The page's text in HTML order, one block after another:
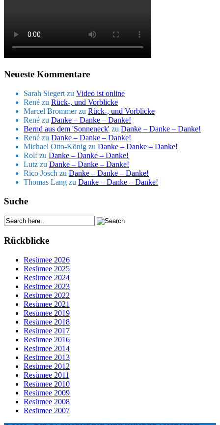
Neueste Kommentare
Sarah Siegert zu Video ist online
René zu Rück-, und Vorblicke
Marcel Brommerzu Rück-, und Vorblicke
René zu Danke – Danke – Danke!
Bernd aus dem 'Sonneneck' zu Danke – Danke – Danke!
René zu Danke – Danke – Danke!
Michael Otto-König zu Danke – Danke – Danke!
Rolfzu Danke – Danke – Danke!
Lutz zu Danke – Danke – Danke!
Rico Josch zu Danke – Danke – Danke!
Thomas Lang zu Danke – Danke – Danke!
Suche
Rückblicke
Resümee 2026
Resümee 2025
Resümee 2024
Resümee 2023
Resümee 2022
Resümee 2021
Resümee 2019
Resümee 2018
Resümee 2017
Resümee 2016
Resümee 2014
Resümee 2013
Resümee 2012
Resümee 2011
Resümee 2010
Resümee 2009
Resümee 2008
Resümee 2007